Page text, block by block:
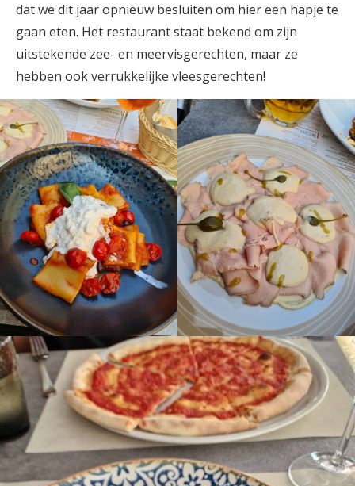
dat we dit jaar opnieuw besluiten om hier een hapje te
gaan eten. Het restaurant staat bekend om zijn
uitstekende zee- en meervisgerechten, maar ze
hebben ook verrukkelijke vleesgerechten!